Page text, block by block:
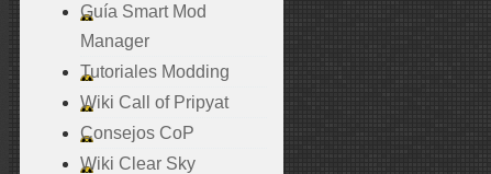
Guía Smart Mod
Manager
Tutoriales Modding
Wiki Call of Pripyat
Consejos CoP
Wiki Clear Sky